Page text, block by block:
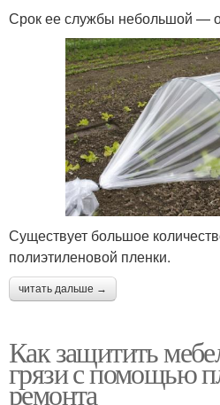
Срок ее службы небольшой —
Существует большое
полиэтиленовой пленки.
читать дальше →
Как защитить
грязи с помощью
ремонта